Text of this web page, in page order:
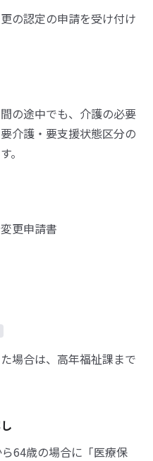
の認定の申請を受け付け
の途中でも、介護の必要
介護・要支援状態区分の
。
更申請書
場合は、高年福祉課まで
64歳の場合に「医療保